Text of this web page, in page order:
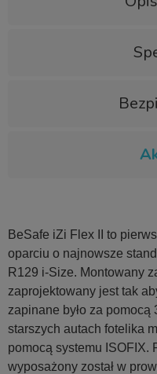
BeSafe iZi Flex II to
oparciu o najnowsze
R129 i-Size. Montowany
zaprojektowany jest tak
zapinane było za
starszych autach fotelika
pomocą systemu ISOFIX.
wyposażony został w